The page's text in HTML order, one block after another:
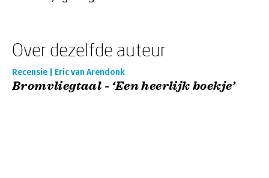
Over dezelfde auteur
Recensie | Eric van Arendonk
Bromvliegtaal - ‘Een heerlijk boekje’